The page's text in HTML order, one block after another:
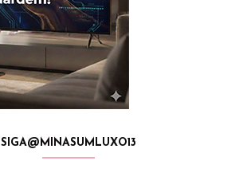
SIGA@MINASUMLUXO13